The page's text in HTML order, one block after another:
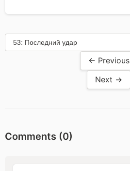
← Previous
Next →
Comments (0)